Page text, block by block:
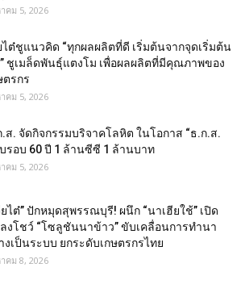
คม 5, 2026
ไต๋ชูแนวคิด “ทุกผลผลิตที่ดี เริ่มต้นจากจุดเริ่มต้น
ชูเมล็ดพันธุ์แตงโม เพื่อผลผลิตที่มีคุณภาพของ
ตรกร
คม 5, 2026
.ส. จัดกิจกรรมบริจาคโลหิต ในโอกาส “ธ.ก.ส.
รอบ 60 ปี 1 ล้านซีซี 1 ล้านบาท
คม 5, 2026
ยไต๋” ปักหมุดสุพรรณบุรี! ผนึก “นาเฮียใช้” เปิด
งโชว์ “โซลูชันนาข้าว” ขับเคลื่อนการทำนา
งเป็นระบบ ยกระดับเกษตรกรไทย
คม 8, 2026